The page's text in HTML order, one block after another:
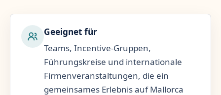
Geeignet für
Teams, Incentive-Gruppen,
Führungskreise und internationale
Firmenveranstaltungen, die ein
gemeinsames Erlebnis auf Mallorca